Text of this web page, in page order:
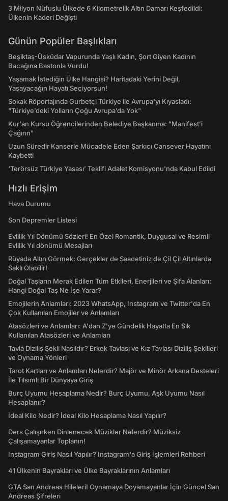
3 Milyon Nüfuslu Ülkede 6 Kilometrelik Altın Damarı Keşfedildi:
Ülkenin Kaderi Değişti
Günün Popüler Başlıkları
Beşiktaş-Üsküdar Vapurunda Yaşlı Kadın, Şort Giyen Kadının
Bacağına Bastonla Vurdu!
Yaşamak İstediğin Ülke Hangisi? Haritadaki Yerini Değil,
Yaşayacağın Hayatı Seçiyorsun!
Sokak Röportajında Gurbetçi Türkiye ile Avrupa'yı Kıyasladı:
"Türkiye’deki Yolların Çoğu Avrupa’da Yok"
Kur'an Kursu Öğrencilerinden Belediye Başkanına: "Manifest’i
Çağırın"
Uzun Süredir Kanserle Mücadele Eden Şarkıcı Cansever Hayatını
Kaybetti
‘Terörsüz Türkiye Yasası’ Teklifi Adalet Komisyonu'nda Kabul Edildi
Hızlı Erişim
Hava Durumu
Son Depremler Listesi
Evlilik Yıl Dönümü Sözleri! En Özel Romantik, Duygusal ve Resimli
Evlilik Yıl dönümü Mesajları
Rüyada Altın Görmek: Gerçekler de Saadetiniz de Çil Çil Altınlarda
Saklı Olabilir!
Doğal Taşların Merak Edilen Tüm Etkileri, Enerjileri ve Şifa Alanları:
Hangi Doğal Taş Ne İşe Yarar?
Emojilerin Anlamları: 2023 WhatsApp, Instagram ve Twitter'da En
Çok Kullanılan Emojiler ve Anlamları
Atasözleri ve Anlamları: A'dan Z'ye Gündelik Hayatta En Sık
Kullanılan Atasözleri ve Anlamları
Tavla Diziliş Şekli Nasıldır? Erkek Tavlası ve Kız Tavlası Diziliş Şekilleri
ve Oynama Yönleri
Tarot Kartları ve Anlamları Nelerdir? Majör ve Minör Arkana Desteleri
İle Tılsımlı Bir Dünyaya Giriş
Burç Uyumu Hesaplama Nedir? Burç Uyumu, Aşk Uyumu Nasıl
Hesaplanır?
İdeal Kilo Nedir? İdeal Kilo Hesaplama Nasıl Yapılır?
Ders Çalışırken Dinlenecek Müzikler Nelerdir? Müziksiz
Çalışamayanlar Toplanın!
Instagram Giriş Nasıl Yapılır? Instagram'a Giriş İşlemleri Rehberi
41 Ülkenin Bayrakları ve Ülke Bayraklarının Anlamları
GTA San Andreas Hileleri! Oynamaya Doyamayanlar İçin Güncel San
Andreas Şifreleri